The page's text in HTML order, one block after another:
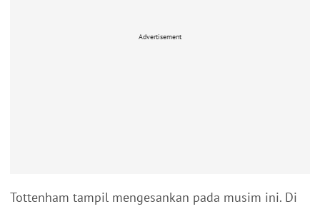
Advertisement
Tottenham tampil mengesankan pada musim ini. Di